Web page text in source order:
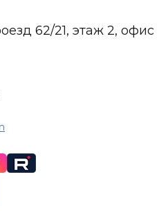
62/21, этаж 2, офис